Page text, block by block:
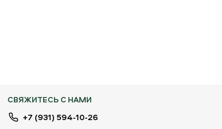
СВЯЖИТЕСЬ С НАМИ
+7 (931) 594-10-26